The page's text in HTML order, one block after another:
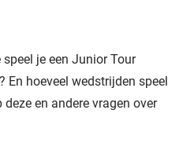
je een Junior Tour
En hoeveel wedstrijden speel
en andere vragen over